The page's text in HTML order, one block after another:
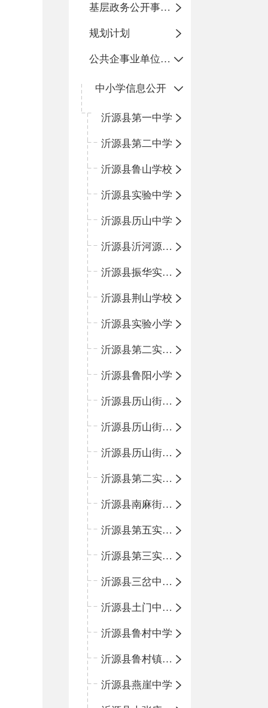
基层政务公开事项标准目录
规划计划
公共企事业单位信息公开
中小学信息公开
沂源县第一中学
沂源县第二中学
沂源县鲁山学校
沂源县实验中学
沂源县历山中学
沂源县沂河源学校
沂源县振华实验学校
沂源县荆山学校
沂源县实验小学
沂源县第二实验小学
沂源县鲁阳小学
沂源县历山街道办事处振兴路小学
沂源县历山街道办事处荆山路小学
沂源县历山街道办事处鲁山路小学
沂源县第二实验中学
沂源县南麻街道办事处中心小学
沂源县第五实验小学
沂源县第三实验小学
沂源县三岔中心学校
沂源县土门中心学校
沂源县鲁村中学
沂源县鲁村镇中心小学
沂源县燕崖中学